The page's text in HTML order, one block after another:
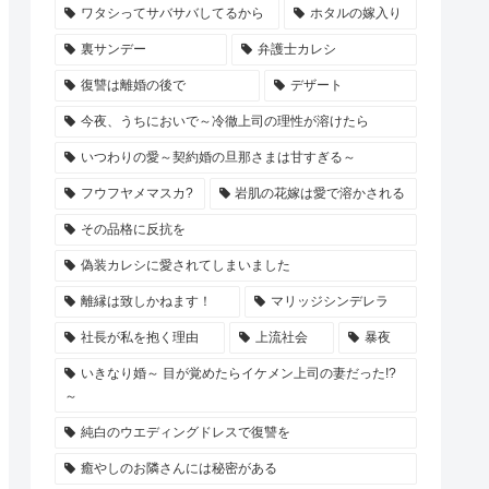
ワタシってサバサバしてるから ホタルの嫁入り
裏サンデー 弁護士カレシ
復讐は離婚の後で デザート
今夜、うちにおいで～冷徹上司の理性が溶けたら
いつわりの愛～契約婚の旦那さまは甘すぎる～
フウフヤメマスカ? 岩肌の花嫁は愛で溶かされる
その品格に反抗を
偽装カレシに愛されてしまいました
離縁は致しかねます！ マリッジシンデレラ
社長が私を抱く理由 上流社会 暴夜
いきなり婚～ 目が覚めたらイケメン上司の妻だった!?
～
純白のウエディングドレスで復讐を
癒やしのお隣さんには秘密がある